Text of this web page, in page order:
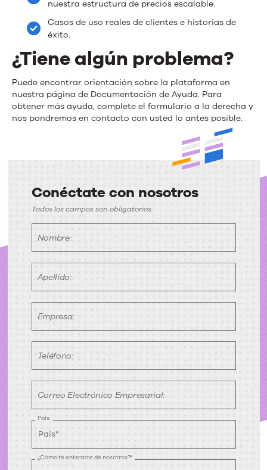
nuestra estructura de precios escalable.
Casos de uso reales de clientes e historias de
éxito.
¿Tiene algún problema?
Puede encontrar orientación sobre la plataforma en
nuestra página de Documentación de Ayuda. Para
obtener más ayuda, complete el formulario a la derecha y
nos pondremos en contacto con usted lo antes posible.
Conéctate con nosotros
Conéctate
con
nosotros
Todos los campos son obligatorios
Nombre:
Apellido:
Empresa:
Teléfono:
Correo Electrónico Empresarial:
País:
¿Cómo te enteraste de nosotros?*